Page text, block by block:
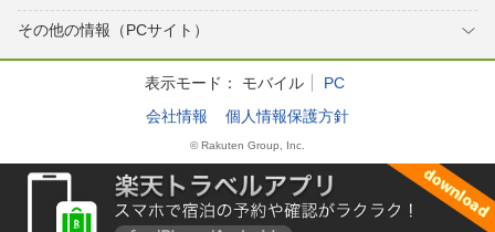
その他の情報（PCサイト）
表示モード： モバイル
PC
会社情報
個人情報保護方針
© Rakuten Group, Inc.